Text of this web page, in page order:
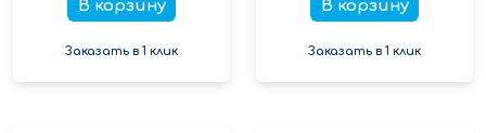
В корзину
Заказать в 1 клик
В корзину
Заказать в 1 клик